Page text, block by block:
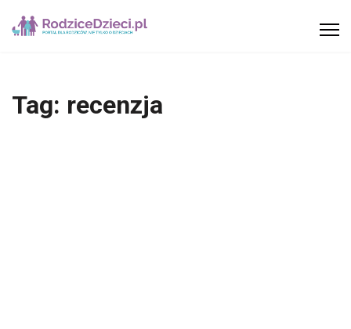
Tag: recenzja